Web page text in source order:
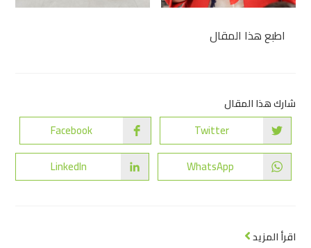
اطبع هذا المقال
شارك هذا المقال
Twitter
Facebook
WhatsApp
LinkedIn
اقرأ المزيد